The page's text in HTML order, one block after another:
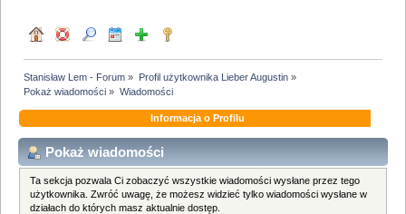
Stanisław Lem - Forum » Profil użytkownika Lieber Augustin»
Pokaż wiadomości » Wiadomości
Informacja o Profilu
Pokaż wiadomości
Ta sekcja pozwala Ci zobaczyć wszystkie wiadomości wysłane przez tego
użytkownika. Zwróć uwagę, że możesz widzieć tylko wiadomości wysłane w
działach do których masz aktualnie dostęp.